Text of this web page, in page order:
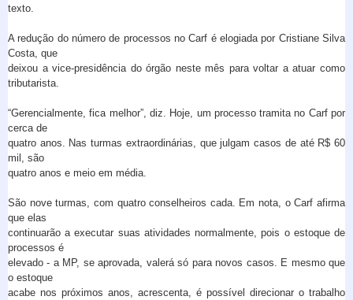
texto.
A redução do número de processos no Carf é elogiada por Cristiane Silva
Costa, que
deixou a vice-presidência do órgão neste mês para voltar a atuar como
tributarista.
“Gerencialmente, fica melhor”, diz. Hoje, um processo tramita no Carf por
cerca de
quatro anos. Nas turmas extraordinárias, que julgam casos de até R$ 60
mil, são
quatro anos e meio em média.
São nove turmas, com quatro conselheiros cada. Em nota, o Carf afirma
que elas
continuarão a executar suas atividades normalmente, pois o estoque de
processos é
elevado - a MP, se aprovada, valerá só para novos casos. E mesmo que
o estoque
acabe nos próximos anos, acrescenta, é possível direcionar o trabalho